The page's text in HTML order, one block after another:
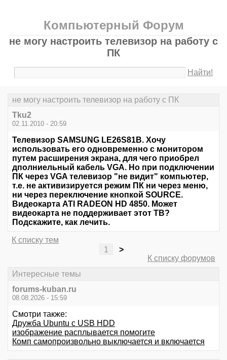
Компьютерный Форум
не могу настроить телевизор на работу с
ПК
Найти!
не могу настроить телевизор на работу с ПК
Tku2
02.11.2010 - 20:59
Телевизор SAMSUNG LE26S81B. Хочу
использовать его одновременно с монитором
путем расширения экрана, для чего приобрел
дполниельный кабель VGA. Но при подключении
ПК через VGA телевизор "не видит" компьютер,
т.е. не активизируется режим ПК ни через меню,
ни через переключение кнопкой SOURCE.
Видеокарта ATI RADEON HD 4850. Может
видеокарта не поддерживает этот ТВ?
Подскажите, как лечить.
К списку тем
1
>
К списку форумов
Интересные темы
forums-kuban.ru
08.08.2026 - 15:59
Смотри также:
Дружба Ubuntu с USB HDD
изображение расплывается помогите
Комп самопроизвольно выключается и включается